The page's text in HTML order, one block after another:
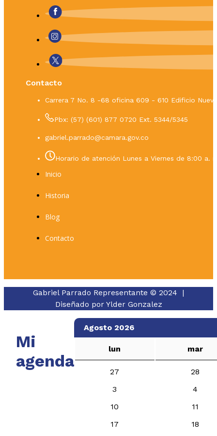
Contacto
Carrera 7 No. 8 -68 oficina 609 - 610 Edificio
Pbx: (57) (601) 877 0720 Ext. 5344/5345
gabriel.parrado@camara.gov.co
Horario de atención Lunes a Viernes de 8:00 a.
Inicio
Historia
Blog
Contacto
Gabriel Parrado Representante © 2024 |
Diseñado por Ylder Gonzalez
Mi
agenda
Agosto 2026
lun mar
27
28
3
4
10
11
17
18